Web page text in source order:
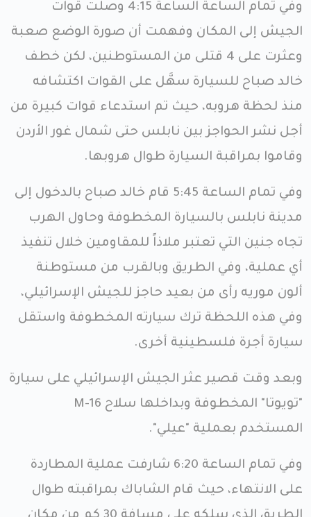
وفي تمام الساعة الساعة 4:15 وصلت قوات
الجيش إلى المكان وفهمت أن صورة الوضع صعبة
وعثرت على 4 قتلى من المستوطنين، لكن خطف
خالد صباح للسيارة سهَّل على القوات اكتشافه
منذ لحظة هروبه، حيث تم استدعاء قوات كبيرة من
أجل نشر الحواجز بين نابلس حتى شمال غور الأردن
وقاموا بمراقبة السيارة طوال هروبها.
وفي تمام الساعة 5:45 قام خالد صباح بالدخول إلى
مدينة نابلس بالسيارة المخطوفة وحاول الهرب
تجاه جنين التي تعتبر ملاذاً للمقاومين خلال تنفيذ
أي عملية، وفي الطريق وبالقرب من مستوطنة
ألون موريه رأى من بعيد حاجز للجيش الإسرائيلي،
وفي هذه اللحظة ترك سيارته المخطوفة واستقل
سيارة أجرة فلسطينية أخرى.
وبعد وقت قصير عثر الجيش الإسرائيلي على سيارة
"تويوتا" المخطوفة وبداخلها سلاح M-16
المستخدم بعملية "عيلي".
وفي تمام الساعة 6:20 شارفت عملية المطاردة
على الانتهاء، حيث قام الشاباك بمراقبته طوال